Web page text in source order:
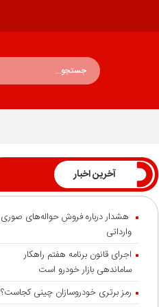
آخرین اخبار
هشدار درباره فروش حواله‌های صوری
وارداتی
اجرای قانون برنامه هفتم راهکار
ساماندهی بازار خودرو است
رمز برتری خودروسازان چینی کجاست؟